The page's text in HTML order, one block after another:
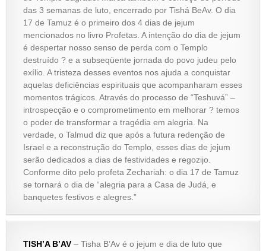
das 3 semanas de luto, encerrado por Tishá BeAv. O dia
17 de Tamuz é o primeiro dos 4 dias de jejum
mencionados no livro Profetas. A intenção do dia de jejum
é despertar nosso senso de perda com o Templo
destruído ? e a subseqüente jornada do povo judeu pelo
exílio. A tristeza desses eventos nos ajuda a conquistar
aquelas deficiências espirituais que acompanharam esses
momentos trágicos. Através do processo de “Teshuvá” –
introspecção e o comprometimento em melhorar ? temos
o poder de transformar a tragédia em alegria. Na
verdade, o Talmud diz que após a futura redenção de
Israel e a reconstrução do Templo, esses dias de jejum
serão dedicados a dias de festividades e regozijo.
Conforme dito pelo profeta Zechariah: o dia 17 de Tamuz
se tornará o dia de “alegria para a Casa de Judá, e
banquetes festivos e alegres.”
TISH’A B’AV– Tisha B’Av é o jejum e dia de luto que